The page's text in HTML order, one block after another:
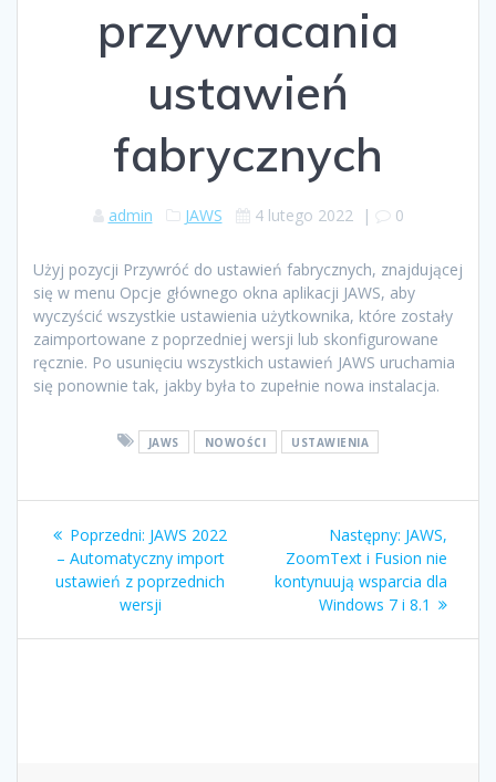
przywracania
ustawień
fabrycznych
admin JAWS 4 lutego 2022| 0
Użyj pozycji Przywróć do ustawień fabrycznych, znajdującej
się w menu Opcje głównego okna aplikacji JAWS, aby
wyczyścić wszystkie ustawienia użytkownika, które zostały
zaimportowane z poprzedniej wersji lub skonfigurowane
ręcznie. Po usunięciu wszystkich ustawień JAWS uruchamia
się ponownie tak, jakby była to zupełnie nowa instalacja.
JAWS NOWOŚCI USTAWIENIA
Poprzedni: JAWS 2022
– Automatyczny import
ustawień z poprzednich
wersji
Następny: JAWS,
ZoomText i Fusion nie
kontynuują wsparcia dla
Windows 7 i 8.1